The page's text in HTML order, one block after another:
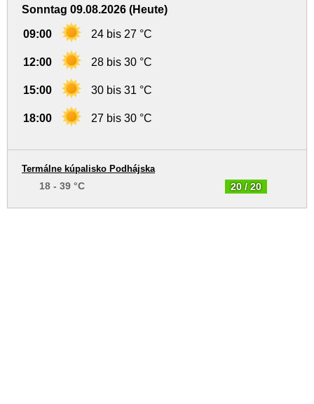
Sonntag 09.08.2026 (Heute)
09:00 24 bis 27 °C
12:00 28 bis 30 °C
15:00 30 bis 31 °C
18:00 27 bis 30 °C
20 / 20
Termálne kúpalisko Podhájska
18 - 39 °C